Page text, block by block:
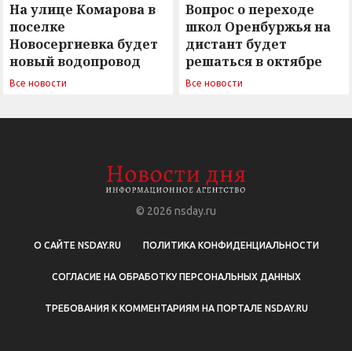
На улице Комарова в
поселке
Новосергиевка будет
новый водопровод
Все новости
Вопрос о переходе
школ Оренбуржья на
дистант будет
решаться в октябре
Все новости
© 2026 nsday.ru
О САЙТЕ NSDAY.RU ПОЛИТИКА КОНФИДЕНЦИАЛЬНОСТИ
СОГЛАСИЕ НА ОБРАБОТКУ ПЕРСОНАЛЬНЫХ ДАННЫХ
ТРЕБОВАНИЯ К КОММЕНТАРИЯМ НА ПОРТАЛЕ NSDAY.RU